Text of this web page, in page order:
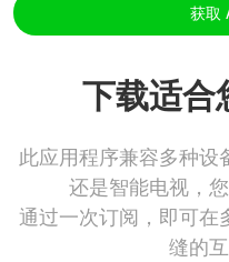
获取
下载适合
此应用程序兼容多种设
还是智能电视，
通过一次订阅，即可在
缝的